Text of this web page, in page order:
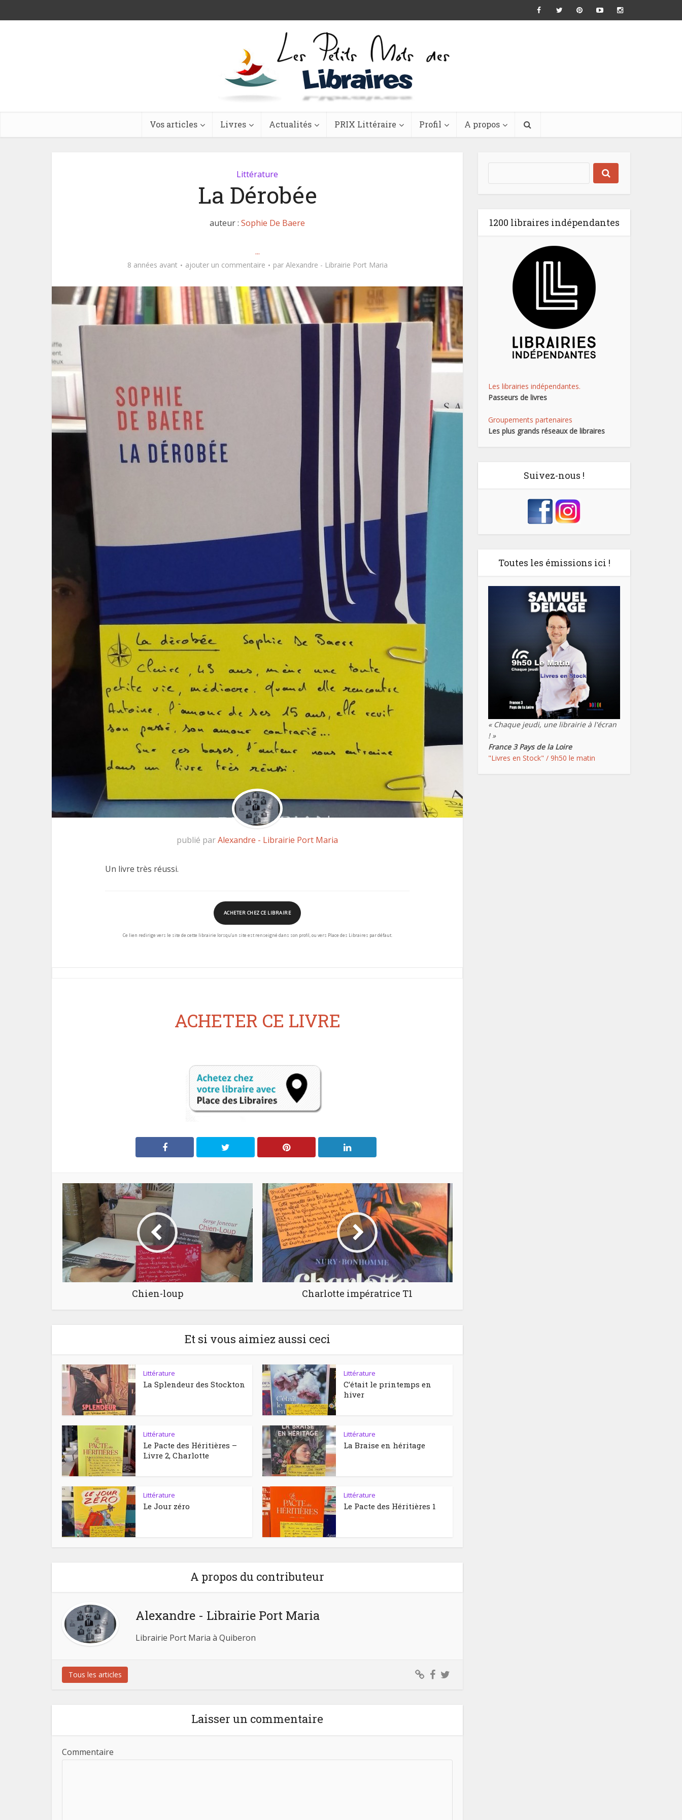
Vos articles Livres Actualités PRIX Littéraire Profil A propos
Littérature
La Dérobée
auteur : Sophie De Baere
...
8 années avant ajouter un commentaire par Alexandre - Librairie Port Maria
publié parAlexandre - Librairie Port Maria
Un livre très réussi.
ACHETER CHEZ CE LIBRAIRE
Ce lien redirige vers le site de cette librairie lorsqu’un site est renseigné dans son profil, ou vers Place des Libraires par défaut.
ACHETER CE LIVRE
Chien-loup Charlotte impératrice T1
Et si vous aimiez aussi ceci
Littérature
La Splendeur des Stockton
Littérature
C’était le printemps en
hiver
Littérature
Le Pacte des Héritières –
Livre 2, Charlotte
Littérature
La Braise en héritage
Littérature
Le Jour zéro
Littérature
Le Pacte des Héritières 1
A propos du contributeur
Alexandre - Librairie Port Maria
Librairie Port Maria à Quiberon
Tous les articles
Laisser un commentaire
Commentaire
1200 libraires indépendantes
Les librairies indépendantes.
Passeurs de livres
Groupements partenaires
Les plus grands réseaux de libraires
Suivez-nous !
Toutes les émissions ici !
« Chaque jeudi, une librairie à l'écran
! »
France 3 Pays de la Loire
"Livres en Stock" / 9h50 le matin